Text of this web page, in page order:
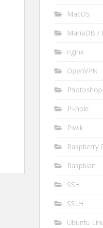
MacOS
MariaDB /
nginx
OpenVPN
Photoshop
Pi-hole
Piwik
Raspberry
Raspbian
SSH
SSLH
Ubuntu